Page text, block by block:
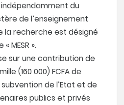
du
de l’enseignement
la recherche est désigné
MESR ».
sur une contribution de
(160 000) FCFA de
subvention de l’Etat et de
publics et privés